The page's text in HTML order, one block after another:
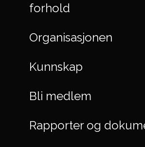
forhold
Organisasjonen
Kunnskap
Bli medlem
Rapporter og